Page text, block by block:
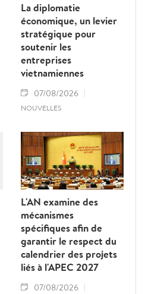
La diplomatie
économique, un levier
stratégique pour
soutenir les
entreprises
vietnamiennes
07/08/2026
NOUVELLES
L'AN examine des
mécanismes
spécifiques afin de
garantir le respect du
calendrier des projets
liés à l'APEC 2027
07/08/2026